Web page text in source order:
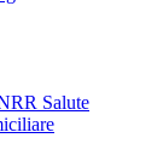
Salute